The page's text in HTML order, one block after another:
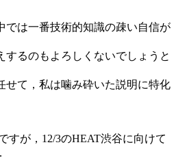
では一番技術的知識の疎い自信が
するのもよろしくないでしょうと
せて，私は噛み砕いた説明に特化
すが，12/3のHEAT渋谷に向けて